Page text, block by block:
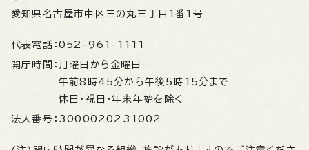
愛知県名古屋市中区三の丸三丁目1番1号
代表電話： 052-961-1111
開庁時間： 月曜日から金曜日
午前8時45分から午後5時15分まで
休日・祝日・年末年始を除く
法人番号： 3000020231002